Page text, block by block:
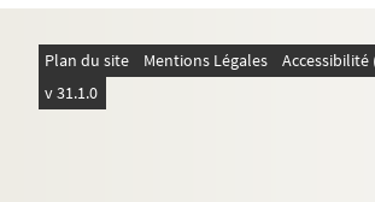
Plan du site Mentions Légales
v 31.1.0